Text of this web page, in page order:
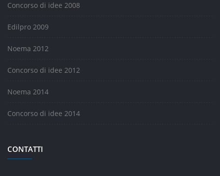
Concorso di idee 2008
Edilpro 2009
Noema 2012
Concorso di idee 2012
Noema 2014
Concorso di idee 2014
CONTATTI